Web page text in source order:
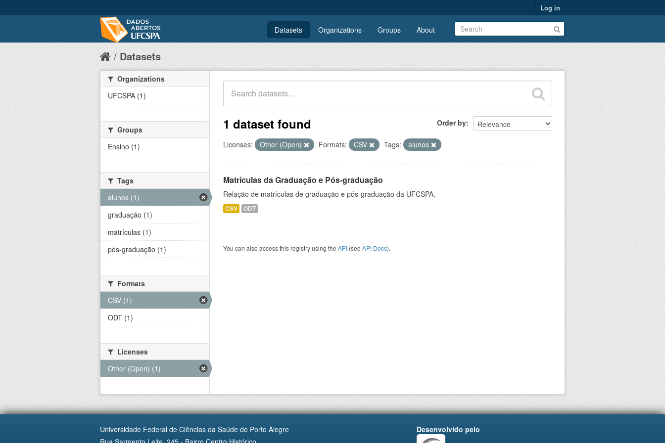
Log in
Datasets Organizations Groups About
Datasets
Order by
1 dataset found
Licenses: Other (Open) Formats: CSV Tags: alunos
Matrículas da Graduação e Pós-graduação
Relação de matrículas de graduação e pós-graduação da UFCSPA.
CSV ODT
You can also access this registry using the API (see API Docs).
Organizations
UFCSPA (1)
Groups
Ensino (1)
Tags
alunos (1)
graduação (1)
matrículas (1)
pós-graduação (1)
Formats
CSV (1)
ODT (1)
Licenses
Other (Open) (1)
Universidade Federal de Ciências da Saúde de Porto Alegre
Desenvolvido pelo